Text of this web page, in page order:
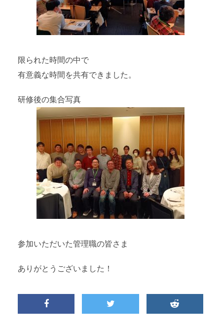
限られた時間の中で
有意義な時間を共有できました。
研修後の集合写真
参加いただいた管理職の皆さま
ありがとうございました！